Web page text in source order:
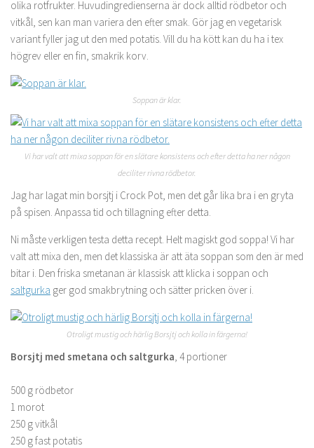
olika rotfrukter. Huvudingredienserna är dock alltid rödbetor och
vitkål, sen kan man variera den efter smak. Gör jag en vegetarisk
variant fyller jag ut den med potatis. Vill du ha kött kan du ha i tex
högrev eller en fin, smakrik korv.
Soppan är klar.
Vi har valt att mixa soppan för en slätare konsistens och efter detta ha ner någon
deciliter rivna rödbetor.
Jag har lagat min borsjtj i Crock Pot, men det går lika bra i en gryta
på spisen. Anpassa tid och tillagning efter detta.
Ni måste verkligen testa detta recept. Helt magiskt god soppa! Vi har
valt att mixa den, men det klassiska är att äta soppan som den är med
bitar i. Den friska smetanan är klassisk att klicka i soppan och
saltgurka ger god smakbrytning och sätter pricken över i.
Otroligt mustig och härlig Borsjtj och kolla in färgerna!
Borsjtj med smetana och saltgurka, 4 portioner
500 g rödbetor
1 morot
250 g vitkål
250 g fast potatis